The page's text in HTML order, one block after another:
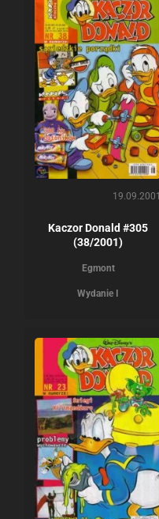
19.09.2001
Kaczor Donald #305
(38/2001)
Egmont
Wydanie I